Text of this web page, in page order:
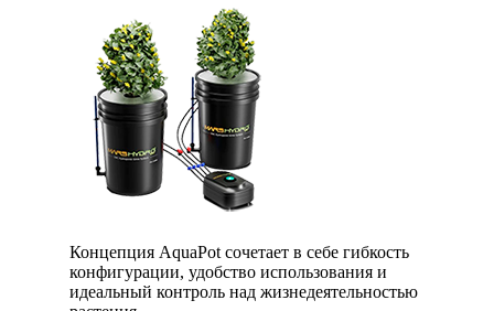
Концепция AquaPot сочетает в себе гибкость
конфигурации, удобство использования и
идеальный контроль над жизнедеятельностью